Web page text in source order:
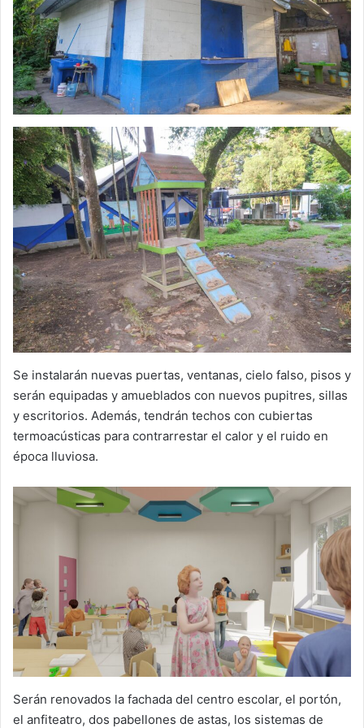
Se instalarán nuevas puertas, ventanas, cielo falso, pisos y
serán equipadas y amueblados con nuevos pupitres, sillas
y escritorios. Además, tendrán techos con cubiertas
termoacústicas para contrarrestar el calor y el ruido en
época lluviosa.
Serán renovados la fachada del centro escolar, el portón,
el anfiteatro, dos pabellones de astas, los sistemas de